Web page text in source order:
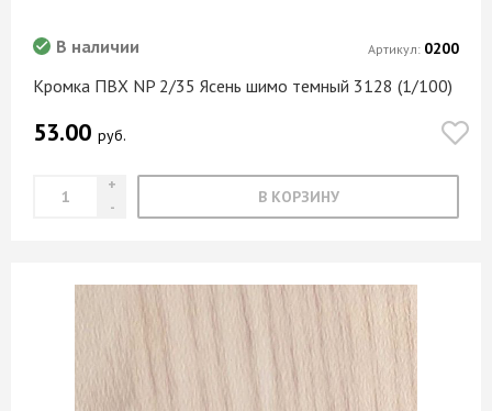
Кромка ПВХ NP 2/35 Ясень шимо темный 3128 (1/100)
В наличии
53.00 руб.
В КОРЗИНУ
Артикул: 0200